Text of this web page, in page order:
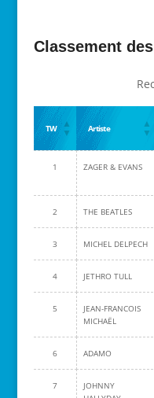
Classement
TW Artiste
1 ZAGER & EVANS
2 THE BEATLES
3 MICHEL DELPECH
4 JETHRO TULL
5
JEAN-FRANCOIS
MICHAËL
6 ADAMO
7
JOHNNY